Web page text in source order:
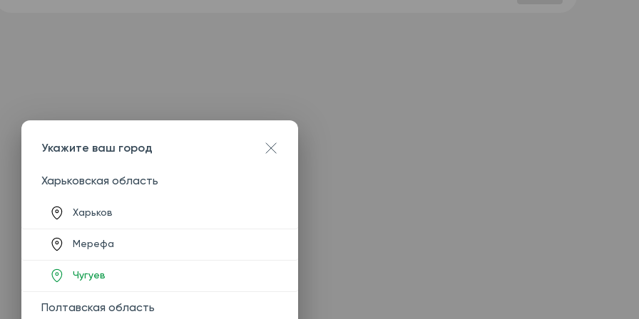
Укажите ваш город
Харьковская область
Харьков
Мерефа
Чугуев
Полтавская область